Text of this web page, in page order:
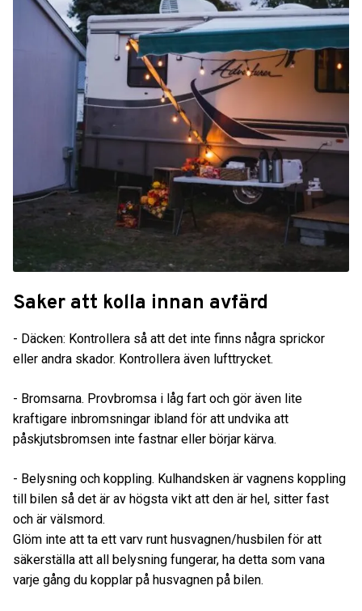
Saker att kolla innan avfärd
- Däcken: Kontrollera så att det inte finns några sprickor
eller andra skador. Kontrollera även lufttrycket.
- Bromsarna. Provbromsa i låg fart och gör även lite
kraftigare inbromsningar ibland för att undvika att
påskjutsbromsen inte fastnar eller börjar kärva.
- Belysning och koppling. Kulhandsken är vagnens koppling
till bilen så det är av högsta vikt att den är hel, sitter fast
och är välsmord.
Glöm inte att ta ett varv runt husvagnen/husbilen för att
säkerställa att all belysning fungerar, ha detta som vana
varje gång du kopplar på husvagnen på bilen.